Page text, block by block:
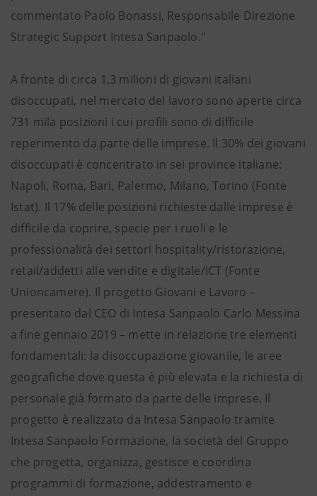
commentato Paolo Bonassi, Responsabile Direzione
Strategic Support Intesa Sanpaolo."
A fronte di circa 1,3 milioni di giovani italiani
disoccupati, nel mercato del lavoro sono aperte circa
731 mila posizioni i cui profili sono di difficile
reperimento da parte delle imprese. Il 30% dei giovani
disoccupati è concentrato in sei province italiane:
Napoli, Roma, Bari, Palermo, Milano, Torino (Fonte
Istat). Il 17% delle posizioni richieste dalle imprese è
difficile da coprire, specie per i ruoli e le
professionalità dei settori hospitality/ristorazione,
retail/addetti alle vendite e digitale/ICT (Fonte
Unioncamere). Il progetto Giovani e Lavoro –
presentato dal CEO di Intesa Sanpaolo Carlo Messina
a fine gennaio 2019 – mette in relazione tre elementi
fondamentali: la disoccupazione giovanile, le aree
geografiche dove questa è più elevata e la richiesta di
personale già formato da parte delle imprese. Il
progetto è realizzato da Intesa Sanpaolo tramite
Intesa Sanpaolo Formazione, la società del Gruppo
che progetta, organizza, gestisce e coordina
programmi di formazione, addestramento e